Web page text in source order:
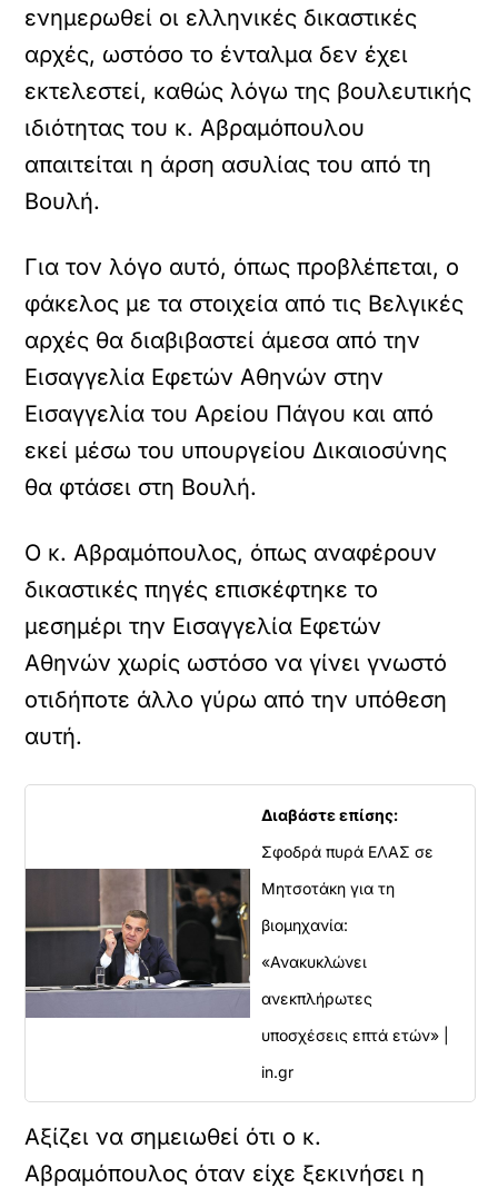
ενημερωθεί οι ελληνικές δικαστικές
αρχές, ωστόσο το ένταλμα δεν έχει
εκτελεστεί, καθώς λόγω της βουλευτικής
ιδιότητας του κ. Αβραμόπουλου
απαιτείται η άρση ασυλίας του από τη
Βουλή.
Για τον λόγο αυτό, όπως προβλέπεται, ο
φάκελος με τα στοιχεία από τις Βελγικές
αρχές θα διαβιβαστεί άμεσα από την
Εισαγγελία Εφετών Αθηνών στην
Εισαγγελία του Αρείου Πάγου και από
εκεί μέσω του υπουργείου Δικαιοσύνης
θα φτάσει στη Βουλή.
Ο κ. Αβραμόπουλος, όπως αναφέρουν
δικαστικές πηγές επισκέφτηκε το
μεσημέρι την Εισαγγελία Εφετών
Αθηνών χωρίς ωστόσο να γίνει γνωστό
οτιδήποτε άλλο γύρω από την υπόθεση
αυτή.
Διαβάστε επίσης:
Σφοδρά πυρά ΕΛΑΣ σε
Μητσοτάκη για τη
βιομηχανία:
«Ανακυκλώνει
ανεκπλήρωτες
υποσχέσεις επτά ετών» |
in.gr
Αξίζει να σημειωθεί ότι ο κ.
Αβραμόπουλος όταν είχε ξεκινήσει η